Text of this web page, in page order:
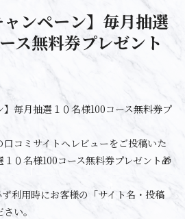
ャンペーン】毎月抽選
ス無料券プレゼント
】毎月抽選１０名様100コース無料券プ
コミサイトへレビューをご投稿いた
０名様100コース無料券プレゼント🎁
利用時にお客様の「サイト名・投稿
い。